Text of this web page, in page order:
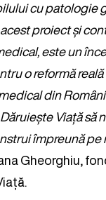
cu patologie
proiect și
este un
o reformă
din
Viață să
împreună pe
Gheorghiu,